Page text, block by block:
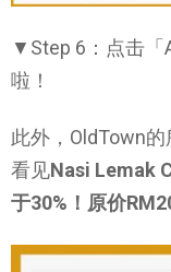
▼Step 6：点击「
啦！
此外，OldTown
看见Nasi Lemak
于30%！原价